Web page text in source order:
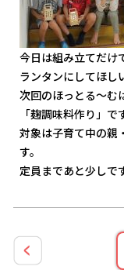
今日は組み立てだけ
ランタンにしてほし
次回のほっとる～む
「麹調味料作り」で
対象は子育て中の親
す。
定員まであと少しで